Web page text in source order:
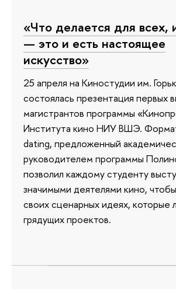
«Что делается для всех,
— это и есть настоящее
искусство»
25 апреля на Киностудии им.
состоялась презентация первых
магистрантов программы
Института кино НИУ ВШЭ.
dating, предложенный
руководителем программы
позволил каждому студенту
значимыми деятелями кино,
своих сценарных идеях, которые
грядущих проектов.